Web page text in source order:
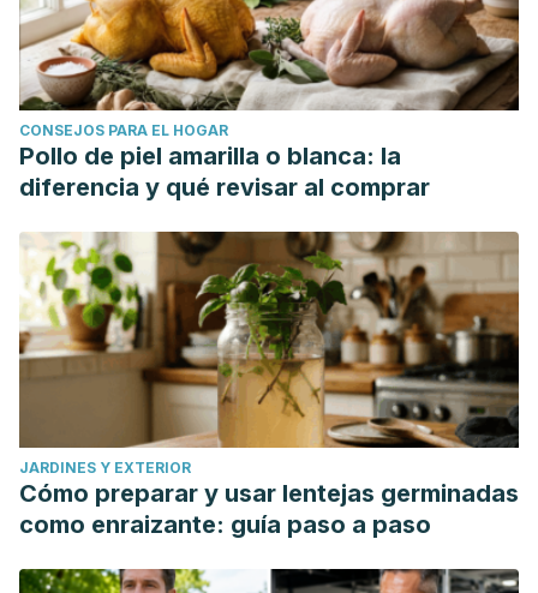
CONSEJOS PARA EL HOGAR
Pollo de piel amarilla o blanca: la
diferencia y qué revisar al comprar
JARDINES Y EXTERIOR
Cómo preparar y usar lentejas germinadas
como enraizante: guía paso a paso